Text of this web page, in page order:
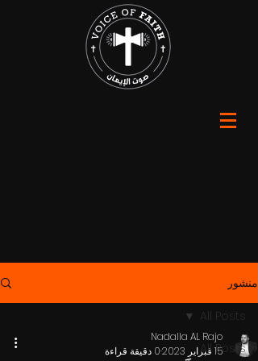
منشور
All Posts
All Posts
Nadalla AL Rajo
15 فبراير 2023
0 دقيقة قراءة